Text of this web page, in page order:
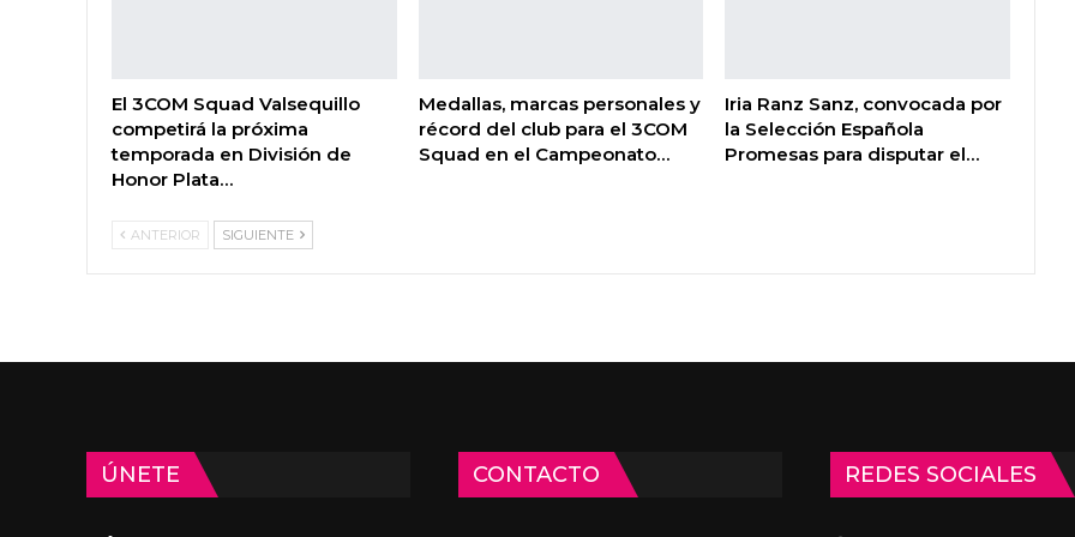
El 3COM Squad Valsequillo
competirá la próxima
temporada en División de
Honor Plata…
Medallas, marcas personales y
récord del club para el 3COM
Squad en el Campeonato…
Iria Ranz Sanz, convocada por
la Selección Española
Promesas para disputar el…
ANTERIOR SIGUIENTE
ÚNETE CONTACTO REDES SOCIALES